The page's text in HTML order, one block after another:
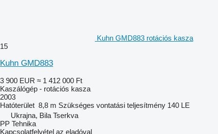
Kuhn GMD883 rotációs kasza
15
Kuhn GMD883
3 900 EUR ≈ 1 412 000 Ft
Kaszálógép - rotációs kasza
2003
Hatóterület 8,8 m Szükséges vontatási teljesítmény 140 LE
Ukrajna, Bila Tserkva
PP Tehnika
Kapcsolatfelvétel az eladóval